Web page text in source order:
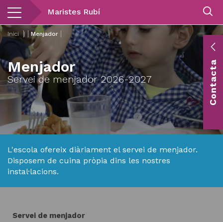
Vés
contingut
Maristes Rubí
Inici | Menjador
Menjador
Servei de menjador 2026-2027
L'escola ofereix diàriament el servei de menjador.
Disposem de cuina pròpia dins les nostres
instal·lacions.
Servei de menjador
Contacta